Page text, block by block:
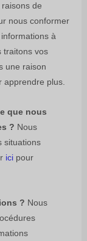
de
nous conformer
à
traitons vos
une raison
apprendre plus.
que nous
? Nous
situations
ici pour
? Nous